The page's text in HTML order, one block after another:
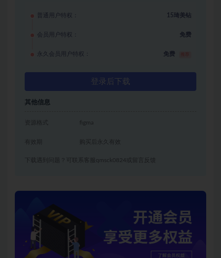
普通用户特权： 15琦美钻
会员用户特权： 免费
永久会员用户特权： 免费
登录后下载
其他信息
资源格式 figma
有效期 购买后永久有效
下载遇到问题？可联系客服qmsck0824或留言反馈